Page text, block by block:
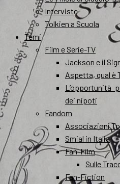
Interviste
Tolkien a Scuola
Temi
Film e Serie-TV
Jackson e il
Aspetta, qual è
L’opportunità
dei nipoti
Fandom
Associazioni
Smial in Italia
Fan-Film
Sulle
Fan-Fiction